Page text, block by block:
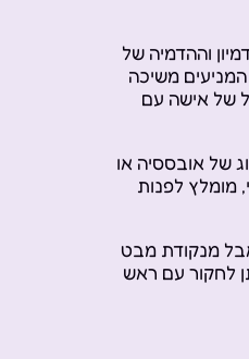
וההדמיה של
המניעים משיכה
של אישה עם
של אובססיה או
מומלץ לפנות
מנקודת מבט
לחקור עם ראש